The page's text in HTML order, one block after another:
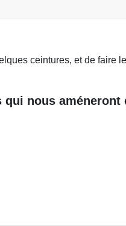
ceintures, et de faire
nous améneront